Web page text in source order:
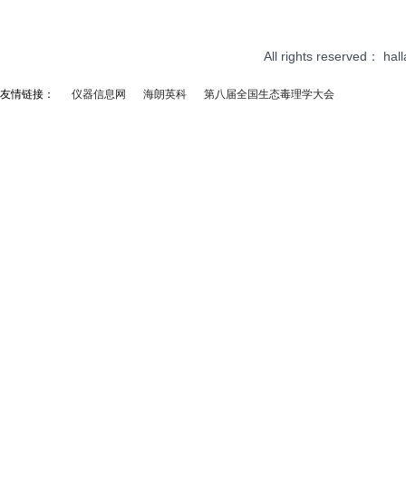
All rights reserved：
友情链接： 仪器信息网 海朗英科 第八届全国生态毒理学大会